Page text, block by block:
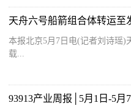
天舟六号船箭组合体转运至
本报北京5月7日电(记者刘诗瑶)
载...
93913产业周报│5月1日-5月